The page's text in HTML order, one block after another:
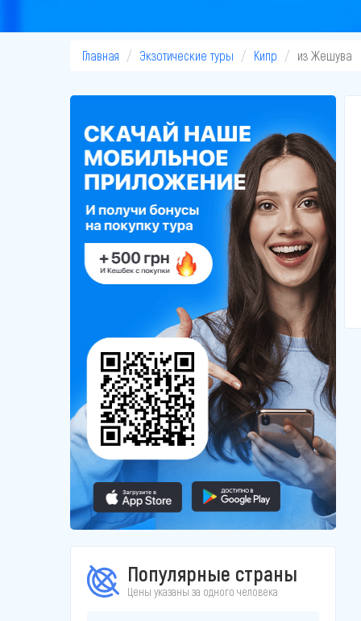
Главная Экзотические туры Кипр из Жешува
Популярные страны
Цены указаны за одного человека